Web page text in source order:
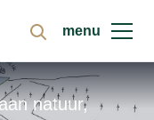
Zoeken
menu
natuur,